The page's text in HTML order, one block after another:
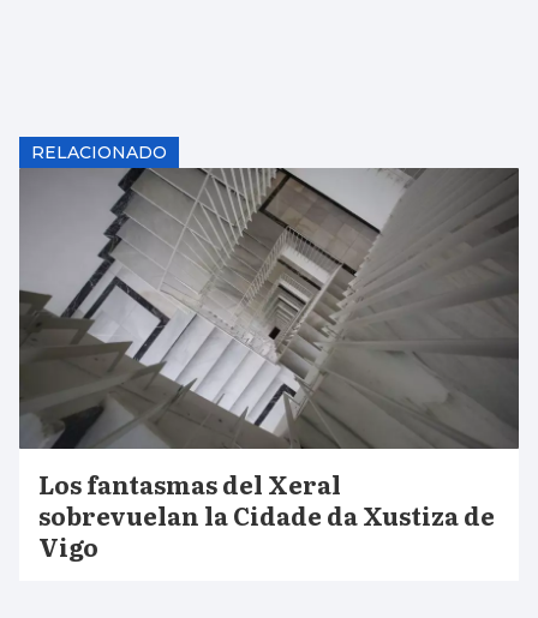
RELACIONADO
Los fantasmas del Xeral
sobrevuelan la Cidade da Xustiza de
Vigo